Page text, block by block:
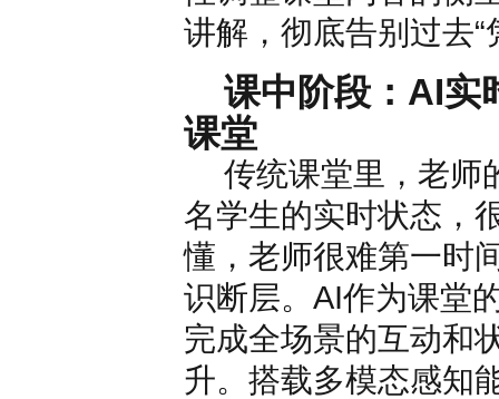
讲解，彻底告别过去
课中阶段：AI实
课堂
传统课堂里，老师
名学生的实时状态，
懂，老师很难第一时
识断层。AI作为课堂
完成全场景的互动和
升。搭载多模态感知